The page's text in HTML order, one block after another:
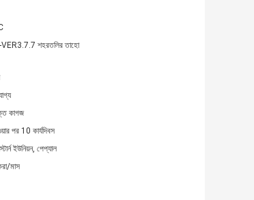
VER3.7.7 শহরতলির তাহো
কাগজ
পর 10 কার্যদিবস
ইউনিয়ন, পেপ্যাল
মাস